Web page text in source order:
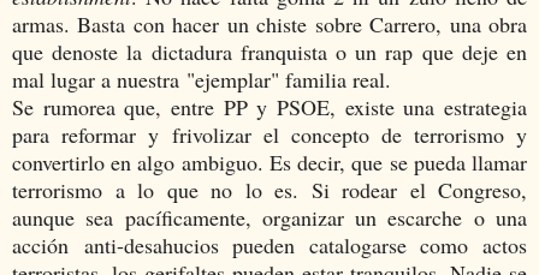
armas. Basta con hacer un chiste sobre Carrero, una obra
que denoste la dictadura franquista o un rap que deje en
mal lugar a nuestra "ejemplar" familia real.
Se rumorea que, entre PP y PSOE, existe una estrategia
para reformar y frivolizar el concepto de terrorismo y
convertirlo en algo ambiguo. Es decir, que se pueda llamar
terrorismo a lo que no lo es. Si rodear el Congreso,
aunque sea pacíficamente, organizar un escarche o una
acción anti-desahucios pueden catalogarse como actos